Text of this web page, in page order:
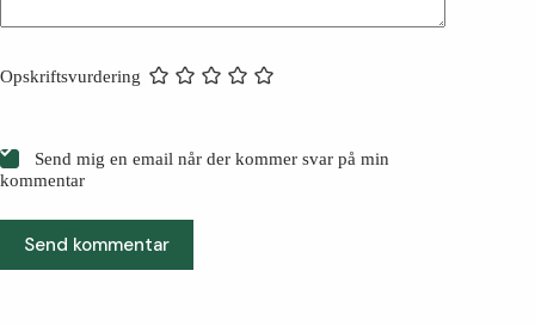
Opskriftsvurdering
Send mig en email når der kommer svar på min
kommentar
Send kommentar